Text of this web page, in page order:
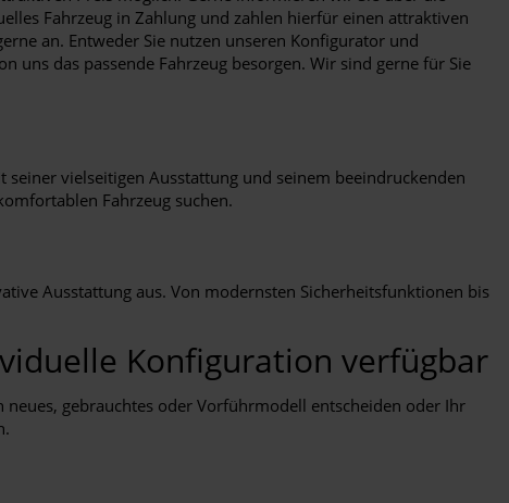
Fahrzeug in Zahlung und zahlen hierfür einen attraktiven
an. Entweder Sie nutzen unseren Konfigurator und
uns das passende Fahrzeug besorgen. Wir sind gerne für Sie
vielseitigen Ausstattung und seinem beeindruckenden
Fahrzeug suchen.
Ausstattung aus. Von modernsten Sicherheitsfunktionen bis
Konfiguration verfügbar
gebrauchtes oder Vorführmodell entscheiden oder Ihr